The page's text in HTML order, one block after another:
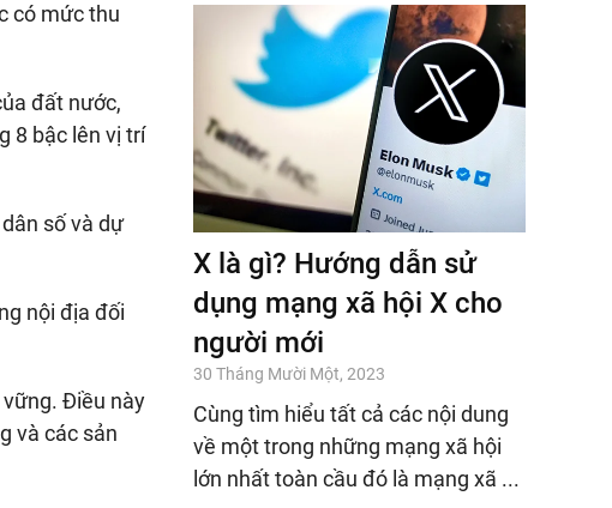
có mức thu
đất nước,
8 bậc lên vị trí
số và dự
nội địa đối
Điều này
và các sản
X là gì? Hướng dẫn sử
dụng mạng xã hội X cho
người mới
30 Tháng Mười Một, 2023
Cùng tìm hiểu tất cả các nội dung
về một trong những mạng xã hội
lớn nhất toàn cầu đó là mạng xã ...